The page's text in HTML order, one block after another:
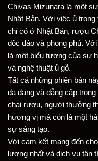
Chivas Mizunara là một
Nhật Bản. Với việc ủ
chỉ có ở Nhật Bản, rượu
độc đáo và phong phú.
là một biểu tượng của sự
và nghệ thuật ủ gỗ.
Tất cả những phiên bản
đa dạng và đẳng cấp
chai rượu, người thưởng
hương vị mà còn là một
sự sáng tạo.
Với cam kết mang đến
lượng nhất và dịch vụ tận